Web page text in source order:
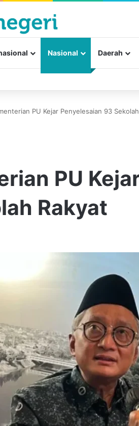
Nasional Daerah
PU Kejar Penyelesaian 93
PU
Rakyat